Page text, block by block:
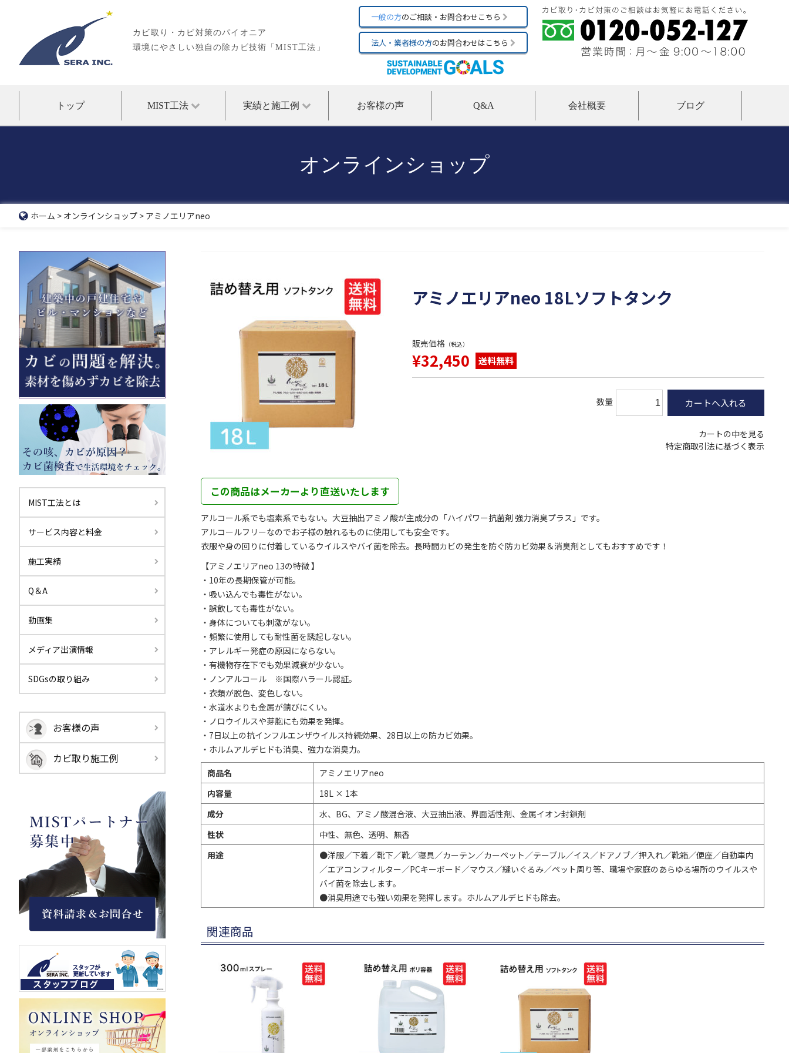
カビ取り・カビ対策のパイオニア
環境にやさしい独自の除カビ技術「MIST工法」
一般の方のご相談・お問合わせこちら
法人・業者様の方のお問合わせはこちら
トップ MIST工法 実績と施工例 お客様の声 Q&A 会社概要 ブログ
オンラインショップ
ホーム > オンラインショップ > アミノエリアneo
MIST工法とは
サービス内容と料金
施工実績
Q＆A
動画集
メディア出演情報
SDGsの取り組み
お客様の声
カビ取り施工例
アミノエリアneo 18Lソフトタンク
販売価格 （税込）
¥32,450 送料無料
数量
カートの中を見る
特定商取引法に基づく表示
この商品はメーカーより直送いたします
アルコール系でも塩素系でもない。大豆抽出アミノ酸が主成分の「ハイパワー抗菌剤 強力消臭プラス」です。
アルコールフリーなのでお子様の触れるものに使用しても安全です。
衣服や身の回りに付着しているウイルスやバイ菌を除去。長時間カビの発生を防ぐ防カビ効果＆消臭剤としてもおすすめです！
【アミノエリアneo 13の特徴 】
・10年の長期保管が可能。
・吸い込んでも毒性がない。
・誤飲しても毒性がない。
・身体についても刺激がない。
・頻繁に使用しても耐性菌を誘起しない。
・アレルギー発症の原因にならない。
・有機物存在下でも効果減衰が少ない。
・ノンアルコール ※国際ハラール認証。
・衣類が脱色、変色しない。
・水道水よりも金属が錆びにくい。
・ノロウイルスや芽胞にも効果を発揮。
・7日以上の抗インフルエンザウイルス持続効果、28日以上の防カビ効果。
・ホルムアルデヒドも消臭、強力な消臭力。
商品名
アミノエリアneo
内容量
18L × 1本
成分
水、BG、アミノ酸混合液、大豆抽出液、界面活性剤、金属イオン封鎖剤
性状
中性、無色、透明、無香
用途
●洋服／下着／靴下／靴／寝具／カーテン／カーペット／テーブル／イス／ドアノブ／押入れ／靴箱／便座／自動車内
／エアコンフィルター／PCキーボード／マウス／縫いぐるみ／ペット周り等、職場や家庭のあらゆる場所のウイルスや
バイ菌を除去します。
●消臭用途でも強い効果を発揮します。ホルムアルデヒドも除去。
関連商品